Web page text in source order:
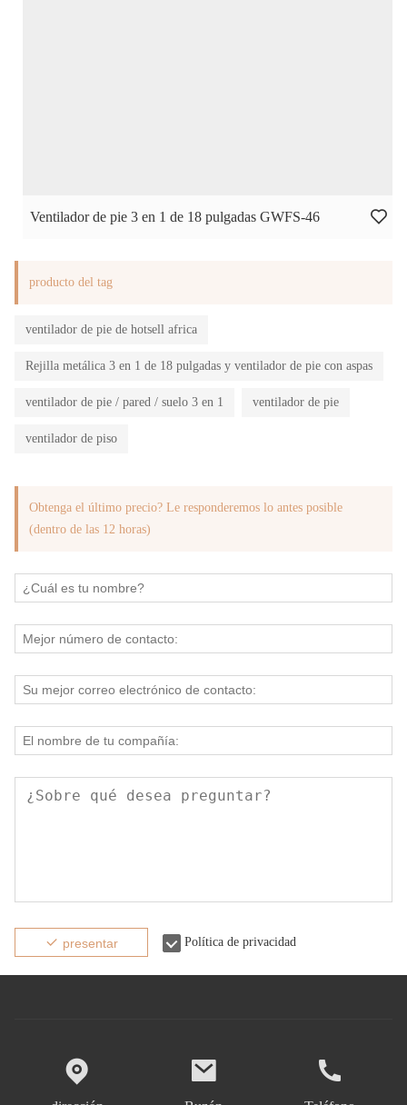
Ventilador de pie 3 en 1 de 18 pulgadas GWFS-46
producto del tag
ventilador de pie de hotsell africa
Rejilla metálica 3 en 1 de 18 pulgadas y ventilador de pie con aspas
ventilador de pie / pared / suelo 3 en 1 ventilador de pie
ventilador de piso
Obtenga el último precio? Le responderemos lo antes posible
(dentro de las 12 horas)
presentar Política de privacidad